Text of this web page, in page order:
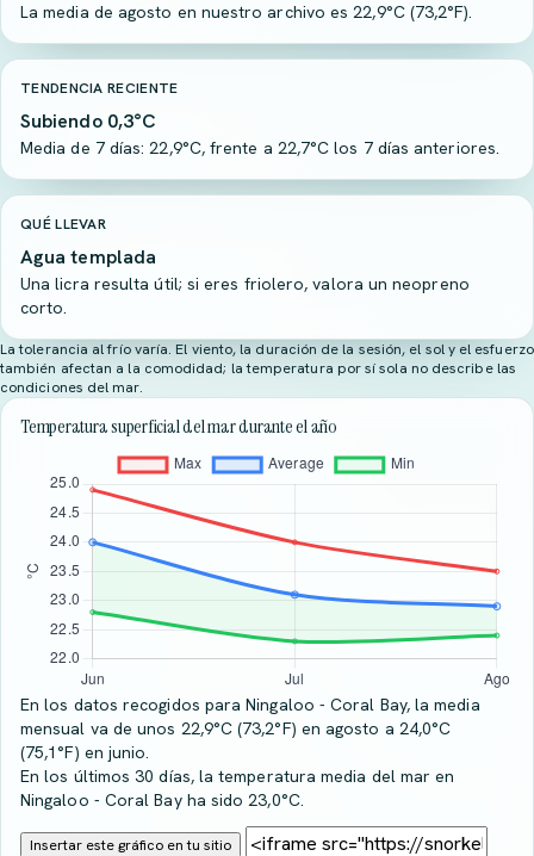
La media de agosto en nuestro archivo es 22,9°C (73,2°F).
TENDENCIA RECIENTE
Subiendo 0,3°C
Media de 7 días: 22,9°C, frente a 22,7°C los 7 días anteriores.
QUÉ LLEVAR
Agua templada
Una licra resulta útil; si eres friolero, valora un neopreno
corto.
La tolerancia al frío varía. El viento, la duración de la sesión, el sol y el esfuerzo
también afectan a la comodidad; la temperatura por sí sola no describe las
condiciones del mar.
Temperatura superficial del mar durante el año
En los datos recogidos para Ningaloo - Coral Bay, la media
mensual va de unos 22,9°C (73,2°F) en agosto a 24,0°C
(75,1°F) en junio.
En los últimos 30 días, la temperatura media del mar en
Ningaloo - Coral Bay ha sido 23,0°C.
Insertar este gráfico en tu sitio